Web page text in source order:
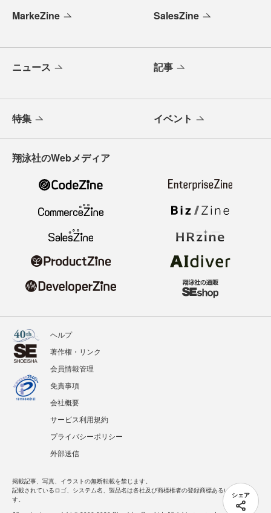
シェア
MarkeZine SalesZine
ニュース 記事
特集 イベント
翔泳社のWebメディア
ヘルプ
著作権・リンク
会員情報管理
免責事項
会社概要
サービス利用規約
プライバシーポリシー
外部送信
掲載記事、写真、イラストの無断転載を禁じます。
記載されているロゴ、システム名、製品名は各社及び商標権者の登録商標あるいは商標で
す。